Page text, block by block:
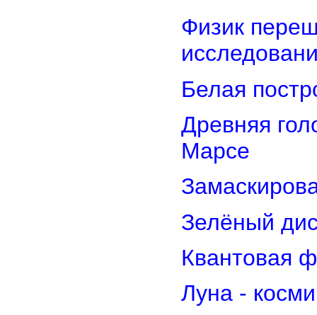
Физик
Белая
Древняя
Марсе
Зелёный
Квантовая
Луна -